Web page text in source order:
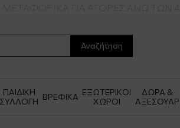
ΓΙΑ ΑΓΟΡΕΣ ΑΝΩ ΤΩΝ 49€
Αναζήτηση
ΠΑΙΔΙΚΗ
ΣΥΛΛΟΓΗ ΒΡΕΦΙΚΑ ΕΞΩΤΕΡΙΚΟΙ
ΧΩΡΟΙ
ΔΩΡΑ &
ΑΞΕΣΟΥΑΡ